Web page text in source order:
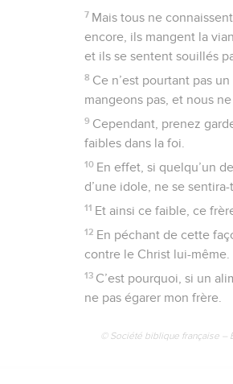
7 Mais tous ne
encore, ils mangent la
et ils se sentent souillés
8 Ce n’est pourtant pas
mangeons pas, et nous
9 Cependant, prenez
faibles dans la foi.
10 En effet, si quelqu’un
d’une idole, ne se
11 Et ainsi ce faible, ce
12 En péchant de cette
contre le Christ lui-même.
13 C’est pourquoi, si un
ne pas égarer mon frère.
© Société biblique française –